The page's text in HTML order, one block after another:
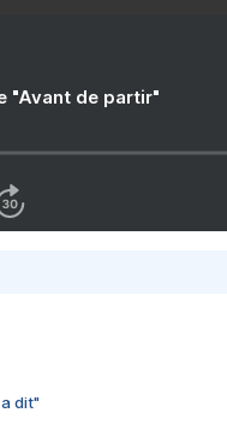
"Avant de partir"
dit"